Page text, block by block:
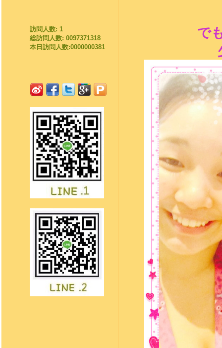
訪問人数: 1
総訪問人数: 0097371318
本日訪問人数:0000000381
で